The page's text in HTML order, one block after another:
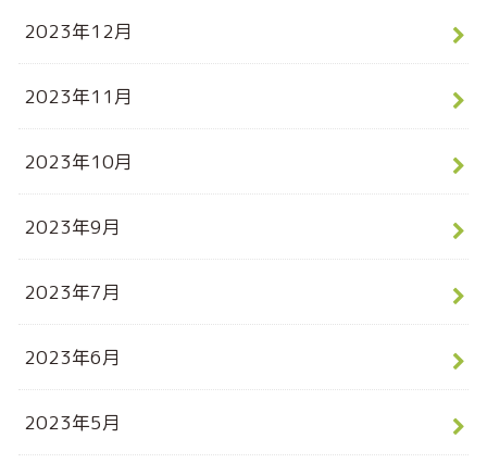
2023年12月
2023年11月
2023年10月
2023年9月
2023年7月
2023年6月
2023年5月